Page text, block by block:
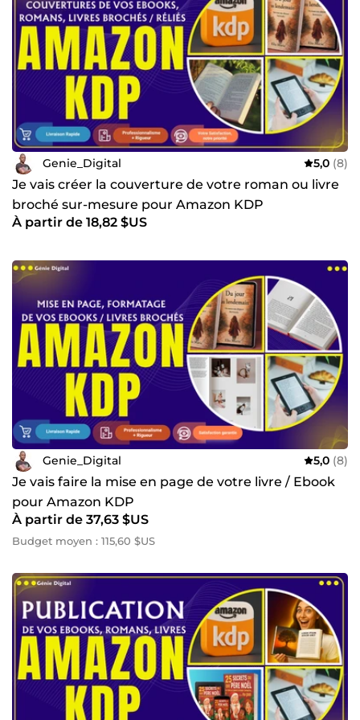
Je reste disponible pour répondre à toutes vos questions
par messagerie ou lors d’un appel vocal. Ensemble,
transformons vos idées en réalité !
Au plaisir de collaborer avec vous,
Genie_Digital 5,0 (8)
Je vais créer la couverture de votre roman ou livre
broché sur-mesure pour Amazon KDP
À partir de 18,82 $US
Genie_Digital 5,0 (8)
Je vais faire la mise en page de votre livre / Ebook
pour Amazon KDP
À partir de 37,63 $US
Budget moyen : 115,60 $US